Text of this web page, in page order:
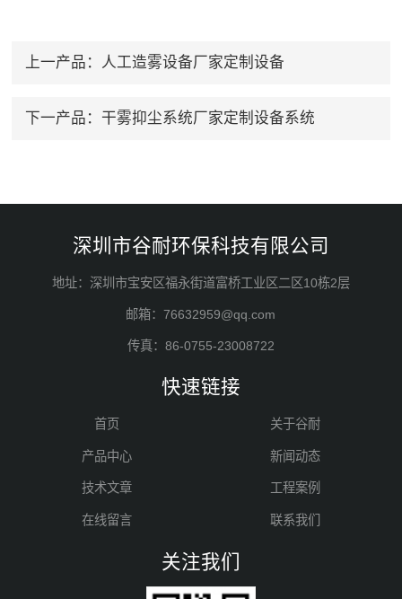
上一产品： 人工造雾设备厂家定制设备
下一产品： 干雾抑尘系统厂家定制设备系统
深圳市谷耐环保科技有限公司
地址：深圳市宝安区福永街道富桥工业区二区10栋2层
邮箱：76632959@qq.com
传真：86-0755-23008722
快速链接
首页 关于谷耐
产品中心 新闻动态
技术文章 工程案例
在线留言 联系我们
关注我们